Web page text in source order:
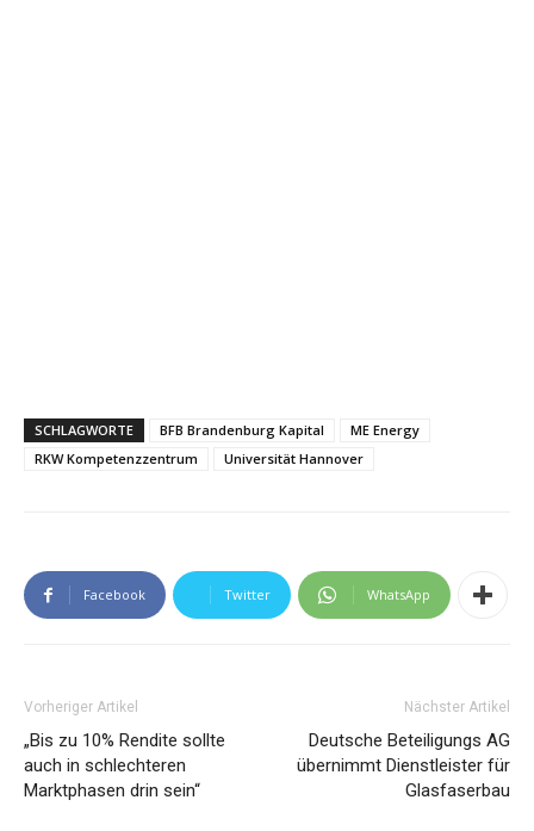
SCHLAGWORTE BFB Brandenburg Kapital
ME Energy
RKW Kompetenzzentrum
Universität Hannover
Facebook Twitter WhatsApp
Vorheriger Artikel
„Bis zu 10% Rendite sollte
auch in schlechteren
Marktphasen drin sein“
Nächster Artikel
Deutsche Beteiligungs AG
übernimmt Dienstleister für
Glasfaserbau